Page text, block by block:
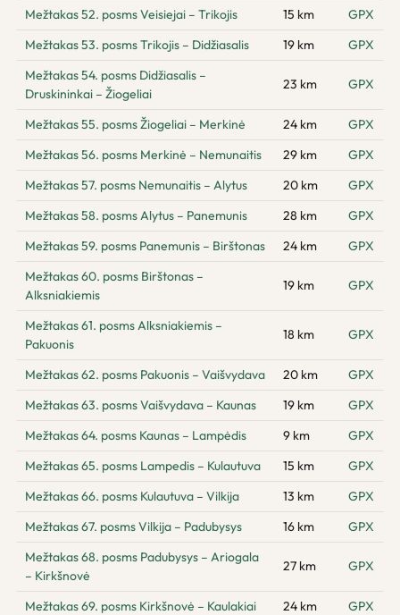
Mežtakas 52. posms Veisiejai – Trikojis
15 km
GPX
Mežtakas 53. posms Trikojis – Didžiasalis
19 km
GPX
Mežtakas 54. posms Didžiasalis –
Druskininkai – Žiogeliai
23 km GPX
Mežtakas 55. posms Žiogeliai – Merkinė 24 km
GPX
Mežtakas 56. posms Merkinė – Nemunaitis
29 km
GPX
Mežtakas 57. posms Nemunaitis – Alytus
20 km
GPX
Mežtakas 58. posms Alytus – Panemunis
28 km
GPX
Mežtakas 59. posms Panemunis – Birštonas
24 km
GPX
Mežtakas 60. posms Birštonas –
Alksniakiemis
19 km GPX
Mežtakas 61. posms Alksniakiemis –
Pakuonis
18 km GPX
Mežtakas 62. posms Pakuonis – Vaišvydava 20 km
GPX
Mežtakas 63. posms Vaišvydava – Kaunas
19 km
GPX
Mežtakas 64. posms Kaunas – Lampėdis
9 km
GPX
Mežtakas 65. posms Lampedis – Kulautuva
15 km
GPX
Mežtakas 66. posms Kulautuva – Vilkija
13 km
GPX
Mežtakas 67. posms Vilkija – Padubysys
16 km
GPX
Mežtakas 68. posms Padubysys – Ariogala
– Kirkšnovė
27 km GPX
Mežtakas 69. posms Kirkšnovė – Kaulakiai 24 km
GPX